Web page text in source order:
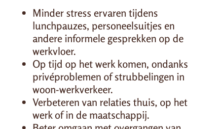
Minder stress ervaren tijdens
lunchpauzes, personeelsuitjes en
andere informele gesprekken op de
werkvloer.
Op tijd op het werk komen, ondanks
privéproblemen of strubbelingen in
woon-werkverkeer.
Verbeteren van relaties thuis, op het
werk of in de maatschappij.